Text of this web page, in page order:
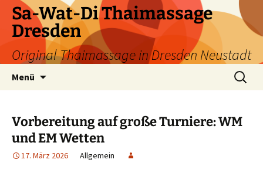
Zum
Inhalt
springen
Sa-Wat-Di Thaimassage
Dresden
Original Thaimassage in Dresden Neustadt
Menü
Suchen
nach:
Vorbereitung auf große Turniere: WM
und EM Wetten
17. März 2026 Allgemein